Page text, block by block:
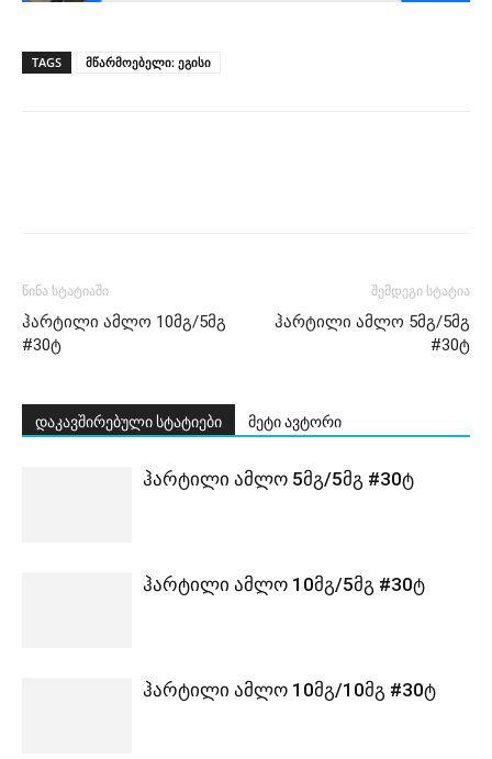
TAGS მწარმოებელი: ეგისი
წინა სტატიაში
ჰარტილი ამლო 10მგ/5მგ
#30ტ
შემდეგი სტატია
ჰარტილი ამლო 5მგ/5მგ
#30ტ
დაკავშირებული სტატიები მეტი ავტორი
ჰარტილი ამლო 5მგ/5მგ #30ტ
ჰარტილი ამლო 10მგ/5მგ #30ტ
ჰარტილი ამლო 10მგ/10მგ #30ტ